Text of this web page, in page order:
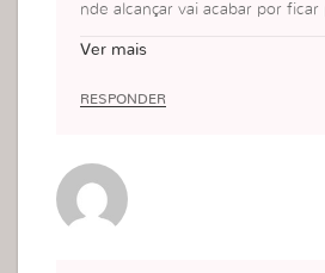
nde alcançar vai acabar por ficar
Não adianta apenas sonhar, se
o é sensível lutar com muito
ara chegar ao lugar pretendido !
Ver mais
RESPONDER